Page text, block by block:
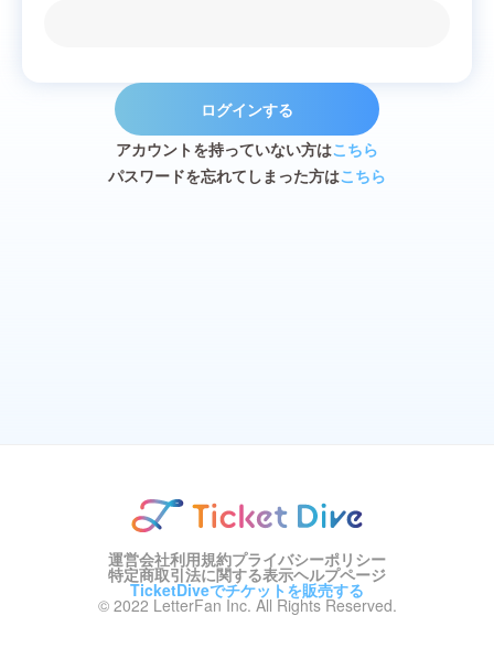
ログインする
アカウントを持っていない方はこちら
パスワードを忘れてしまった方はこちら
運営会社利用規約プライバシーポリシー
特定商取引法に関する表示ヘルプページ
TicketDiveでチケットを販売する
© 2022 LetterFan Inc. All Rights Reserved.